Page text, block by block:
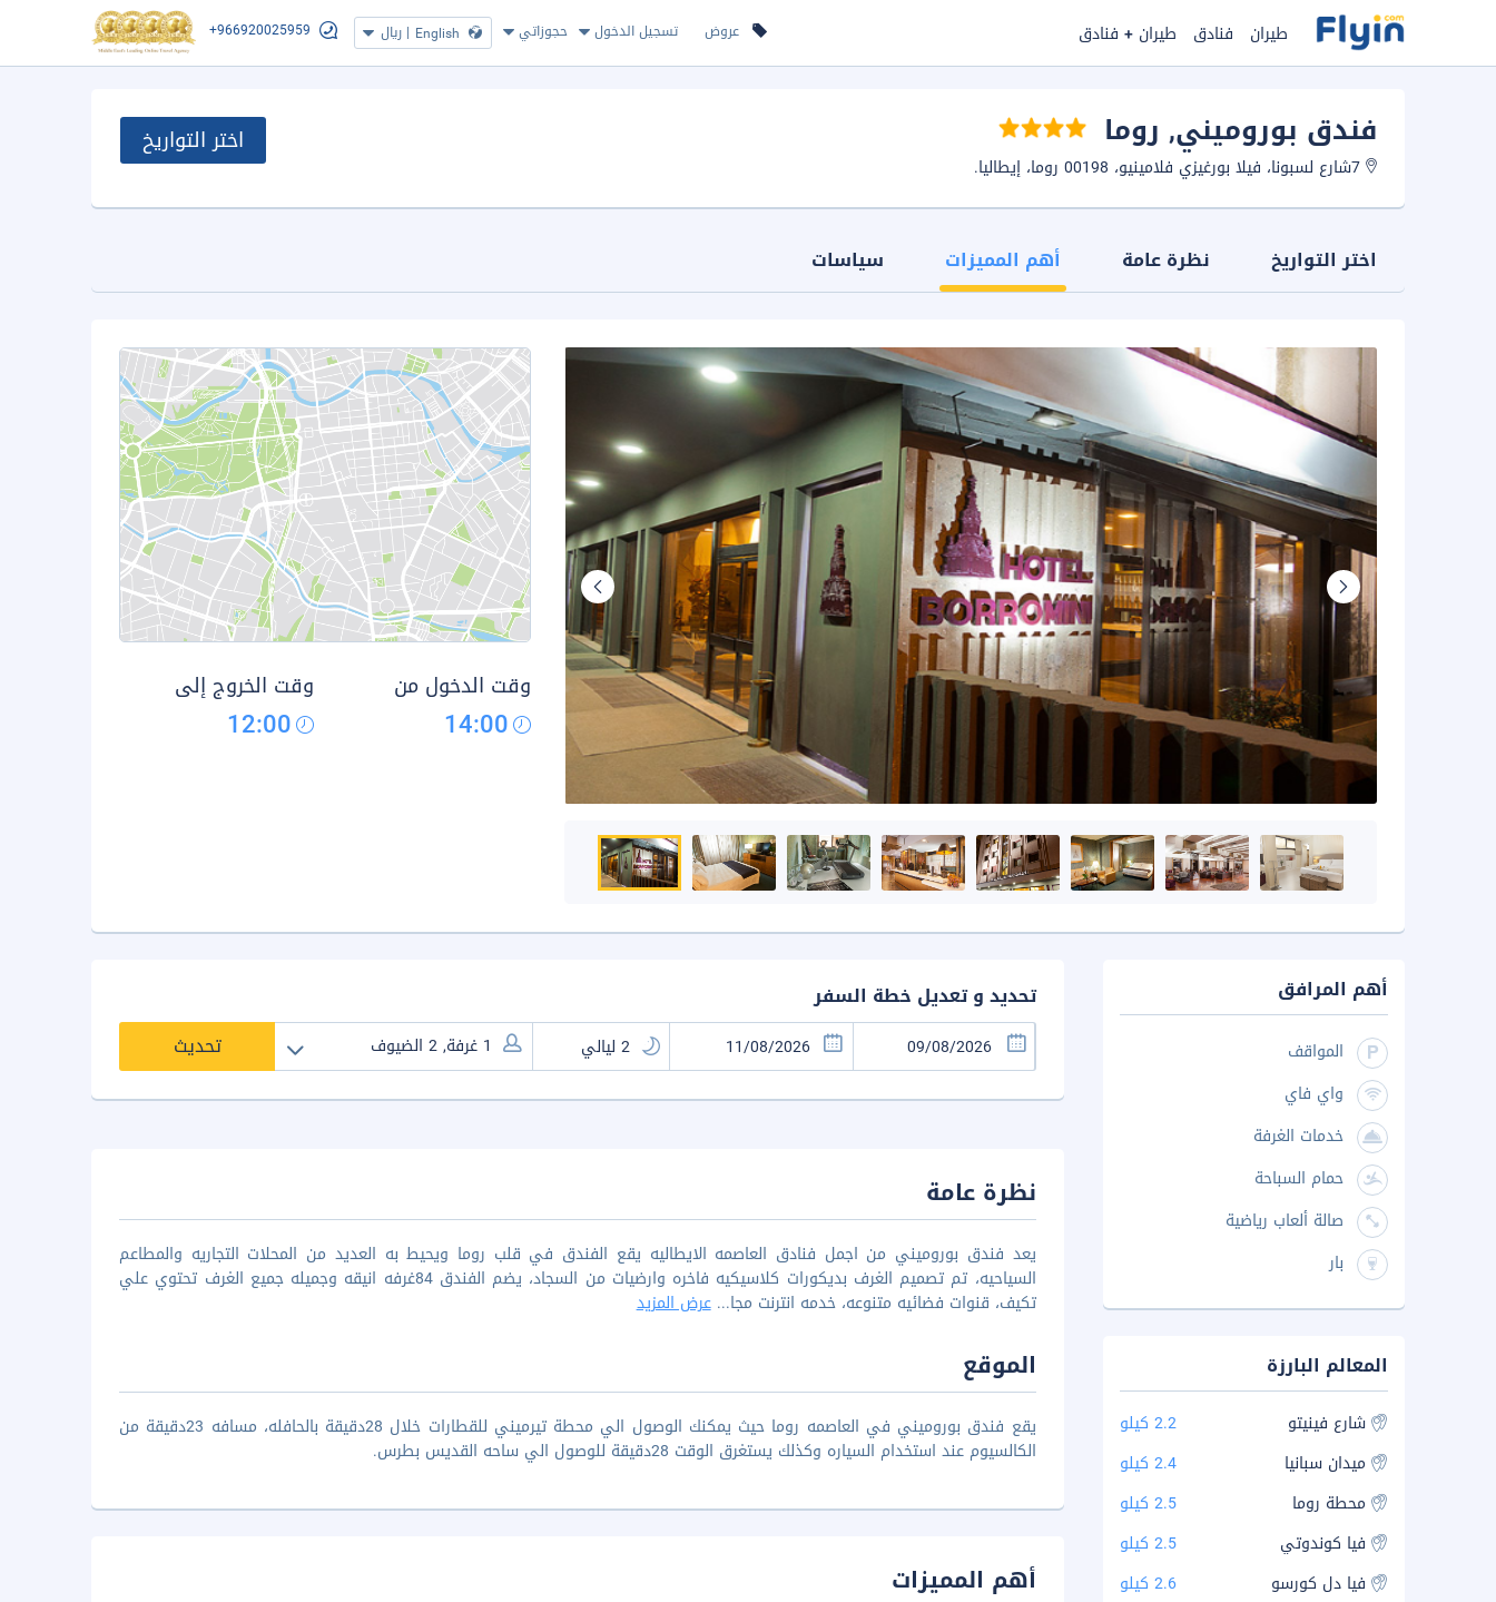
عروض تسجيل الدخول حجوزاتي English
| ريال +966920025959 طيران فنادق طيران + فنادق
فندق بوروميني, روما اختر التواريخ
اختر التواريخ نظرة عامة أهم المميزات سياسات
وقت الدخول من
14:00
وقت الخروج إلى
12:00
تحديد و تعديل خطة السفر
تحديث
نظرة عامة
يعد فندق بوروميني من اجمل فنادق العاصمه الايطاليه يقع الفندق في قلب روما ويحيط به العديد من المحلات التجاريه والمطاعم
السياحيه، تم تصميم الغرف بديكورات كلاسيكيه فاخره وارضيات من السجاد، يضم الفندق 84غرفه انيقه وجميله جميع الغرف تحتوي علي
تكيف، قنوات فضائيه متنوعه، خدمه انترنت مجا...عرض المزيد
الموقع
يقع فندق بوروميني في العاصمه روما حيث يمكنك الوصول الي محطة تيرميني للقطارات خلال 28دقيقة بالحافله، مسافه 23دقيقة من
الكالسيوم عند استخدام السياره وكذلك يستغرق الوقت 28دقيقة للوصول الي ساحه القديس بطرس.
أهم المميزات
أهم المرافق
المواقف
واي فاي
خدمات الغرفة
حمام السباحة
صالة ألعاب رياضية
بار
المعالم البارزة
شارع فينيتو
2.2 كيلو
ميدان سبانيا
2.4 كيلو
محطة روما
2.5 كيلو
فيا كوندوتي
2.5 كيلو
فيا دل كورسو
2.6 كيلو